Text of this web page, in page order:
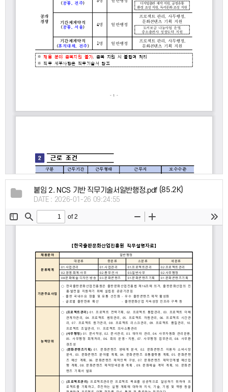
붙임 2. NCS 기반 직무기술서일반행정.pdf(85.2K)
DATE : 2026-01-26 09:24:55